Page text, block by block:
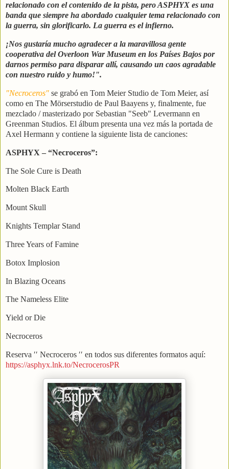
relacionado con el contenido de la pista, pero ASPHYX es una
banda que siempre ha abordado cualquier tema relacionado con
la guerra, sin glorificarlo. La guerra es el infierno.
¡Nos gustaría mucho agradecer a la maravillosa gente
cooperativa del Overloon War Museum en los Países Bajos por
darnos permiso para disparar allí, causando un caos agradable
con nuestro ruido y humo!".
"Necroceros" se grabó en Tom Meier Studio de Tom Meier, así
como en The Mörserstudio de Paul Baayens y, finalmente, fue
mezclado / masterizado por Sebastian "Seeb" Levermann en
Greenman Studios. El álbum presenta una vez más la portada de
Axel Hermann y contiene la siguiente lista de canciones:
ASPHYX – “Necroceros”:
The Sole Cure is Death
Molten Black Earth
Mount Skull
Knights Templar Stand
Three Years of Famine
Botox Implosion
In Blazing Oceans
The Nameless Elite
Yield or Die
Necroceros
Reserva ′′ Necroceros ′′ en todos sus diferentes formatos aquí:
https://asphyx.lnk.to/NecrocerosPR